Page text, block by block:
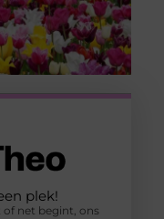
plek!
of net begint, ons